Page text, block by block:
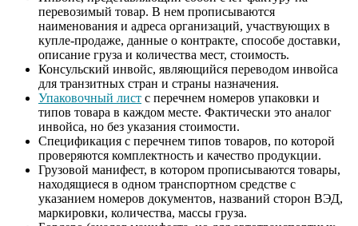
перевозимый товар. В нем прописываются
наименования и адреса организаций, участвующих в
купле-продаже, данные о контракте, способе доставки,
описание груза и количества мест, стоимость.
Консульский инвойс, являющийся переводом инвойса
для транзитных стран и страны назначения.
Упаковочный лист с перечнем номеров упаковки и
типов товара в каждом месте. Фактически это аналог
инвойса, но без указания стоимости.
Спецификация с перечнем типов товаров, по которой
проверяются комплектность и качество продукции.
Грузовой манифест, в котором прописываются товары,
находящиеся в одном транспортном средстве с
указанием номеров документов, названий сторон ВЭД,
маркировки, количества, массы груза.